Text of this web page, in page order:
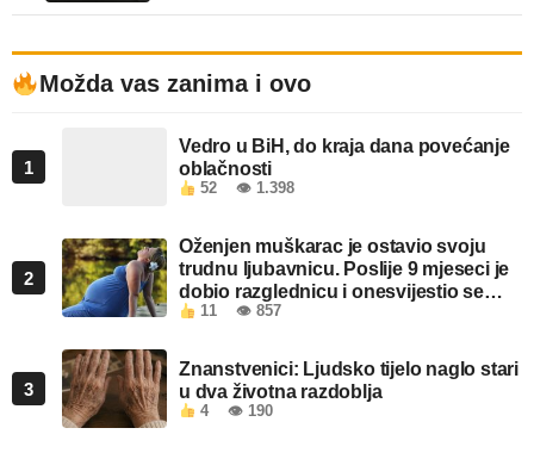
Možda vas zanima i ovo
1
Vedro u BiH, do kraja dana povećanje
oblačnosti
52 👁 1.398
2
Oženjen muškarac je ostavio svoju
trudnu ljubavnicu. Poslije 9 mjeseci je
dobio razglednicu i onesvijestio se
kada je pročitao šta piše!
11 👁 857
3
Znanstvenici: Ljudsko tijelo naglo stari
u dva životna razdoblja
4 👁 190